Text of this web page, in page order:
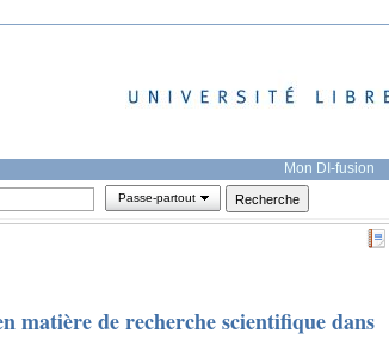
Mon DI-fusion
Passe-partout
matière de recherche scientifique dans